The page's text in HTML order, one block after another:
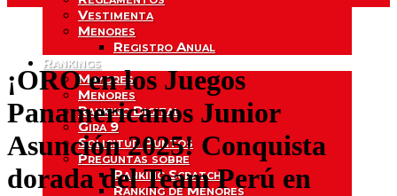
Vestimenta
Menores
Registro Anual
Rankings
Mayores
Menores
Ranking Digital
Gira 9
Solicitud Puntos
Preguntas sobre
Ranking Scratch
Ranking de Menores
¡ORO en los Juegos
Panamericanos Junior
Asunción 2025! Conquista
dorada del Team Perú en